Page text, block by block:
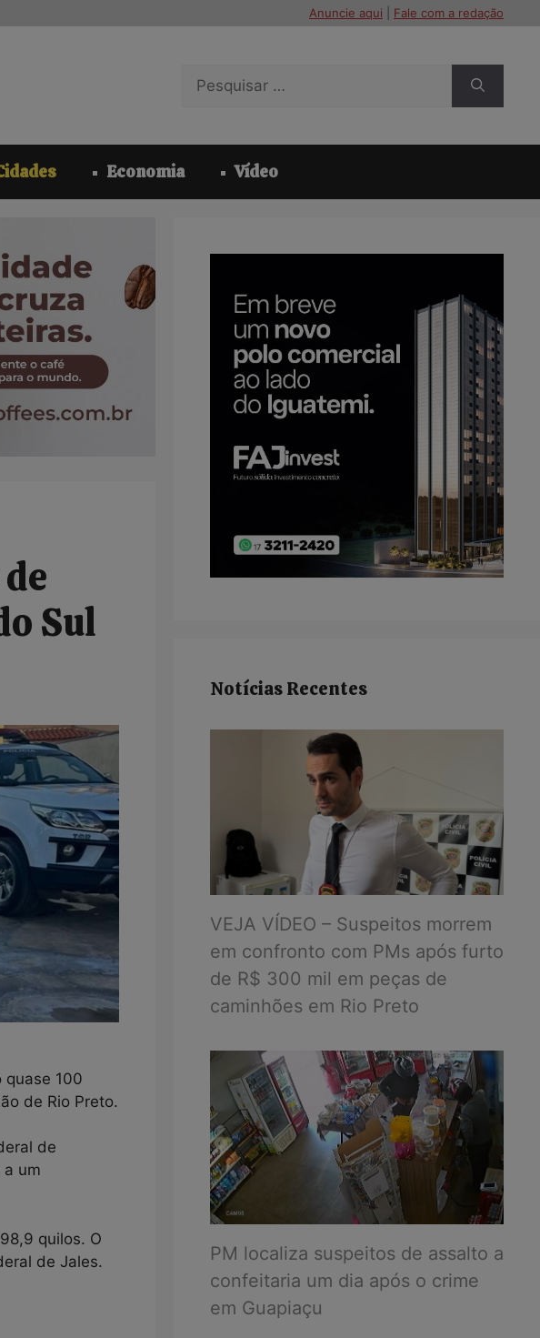
Anuncie aqui Fale com a redação
por:
Economia Vídeo
Sul
100
de Rio Preto.
de
um
quilos. O
de Jales.
Notícias Recentes
VEJA VÍDEO – Suspeitos morrem
em confronto com PMs após furto
de R$ 300 mil em peças de
caminhões em Rio Preto
PM localiza suspeitos de assalto a
confeitaria um dia após o crime
em Guapiaçu